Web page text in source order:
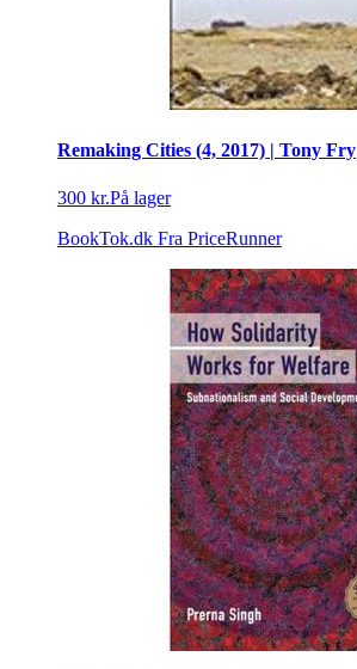
Remaking Cities (4, 2017) | Tony Fry
300 kr.På lager
BookTok.dk Fra PriceRunner